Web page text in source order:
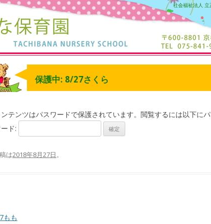
社会福祉法人
保護中: 8/27さくら
テンツはパスワードで保護されています。閲覧するには以下に
ド:
は2018年8月27日。
もも